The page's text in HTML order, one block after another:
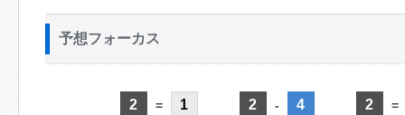
予想フォーカス
2 = 1 2 - 4 2 =